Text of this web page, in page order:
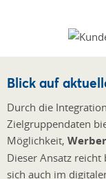
Blick auf
Durch die
Zielgruppendaten
Möglichkeit,
Dieser Ansatz
sich auch im